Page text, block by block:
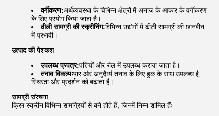
वर्गीकरण:अर्थव्यवस्था के विभिन्न क्षेत्रों में अनाज के आकार के वर्गीकरण
के लिए प्रयोग किया जाता है।
ढीली सामग्री की स्क्रीनिंग:विभिन्न उद्योगों में ढीली सामग्री की छानबीन
में प्रभावी।
उत्पाद की पेशकश
उपलब्ध प्रपत्र:पत्तियों और रोल में उपलब्ध कराया जाता है।
तनाव विकल्पःपार और अनुदैर्ध्य तनाव के लिए हुक के साथ उपलब्ध है,
स्थिरता और प्रदर्शन को बढ़ाता है।
सामग्री संरचना
क्रिम स्क्रीन विभिन्न सामग्रियों से बने होते हैं, जिनमें निम्न शामिल हैंः